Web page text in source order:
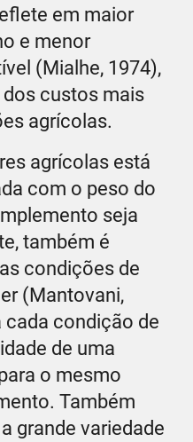
em maior
e menor
(Mialhe, 1974),
custos mais
agrícolas.
agrícolas está
com o peso do
seja
também é
condições de
(Mantovani,
cada condição de
de uma
o mesmo
Também
grande variedade